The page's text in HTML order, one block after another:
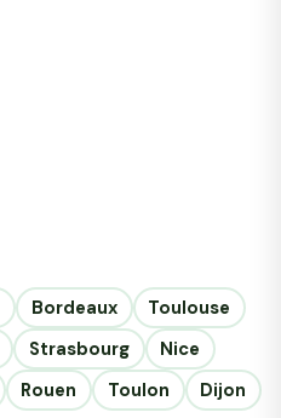
Bordeaux
Toulouse
Strasbourg
Nice
Rouen Toulon
Dijon